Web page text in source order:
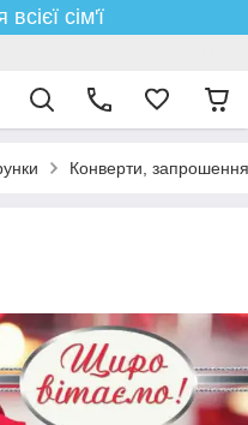
сім'ї
Конверти, запрошення